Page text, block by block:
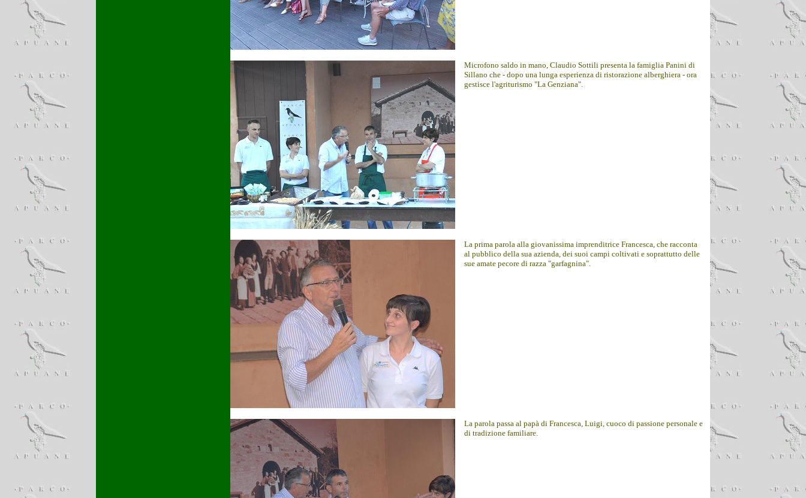
Microfono saldo in mano, Claudio Sottili presenta la famiglia Panini di
Sillano che - dopo una lunga esperienza di ristorazione alberghiera - ora
gestisce l'agriturismo "La Genziana".
La prima parola alla giovanissima imprenditrice Francesca, che racconta
al pubblico della sua azienda, dei suoi campi coltivati e soprattutto delle
sue amate pecore di razza "garfagnina".
La parola passa al papà di Francesca, Luigi, cuoco di passione personale e
di tradizione familiare.